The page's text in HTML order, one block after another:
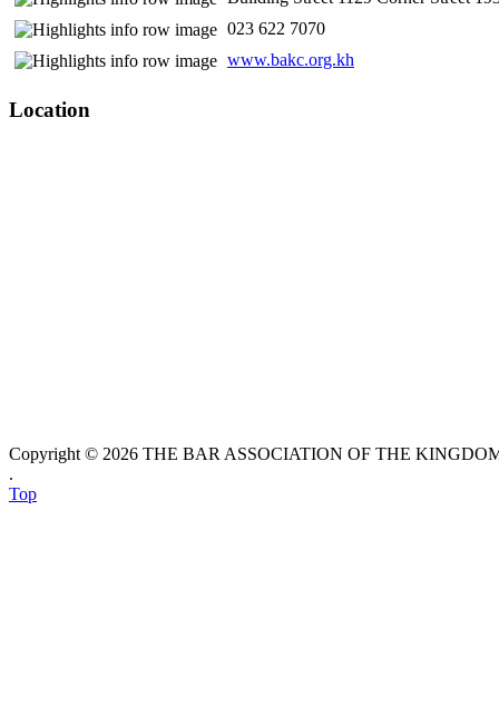
​ 023 622 7070
www.bakc.org.kh
Location
Copyright © 2026 THE BAR ASSOCIATION OF THE
.
Top